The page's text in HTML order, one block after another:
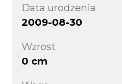
Data urodzenia
2009-08-30
Wzrost
0 cm